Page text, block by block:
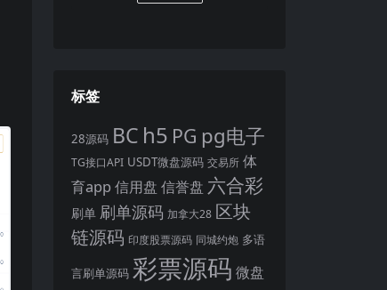
标签
28源码 BC h5 PG pg电子
TG接口API USDT微盘源码 交易所 体
育app信用盘 信誉盘 六合彩
刷单 刷单源码 加拿大28 区块
链源码 印度股票源码 同城约炮 多语
言刷单源码 彩票源码 微盘